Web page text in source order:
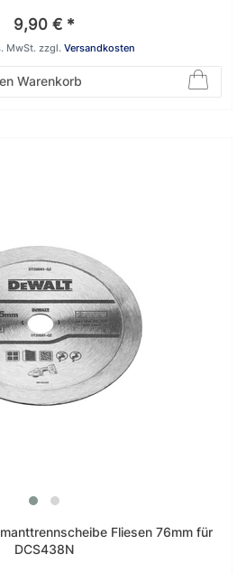
9,90 € *
Warenkorb
MwSt. zzgl. Versandkosten
Fliesen 76mm für
DCS438N